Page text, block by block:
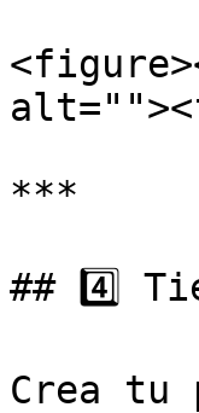
***
## 4️⃣
Crea tu